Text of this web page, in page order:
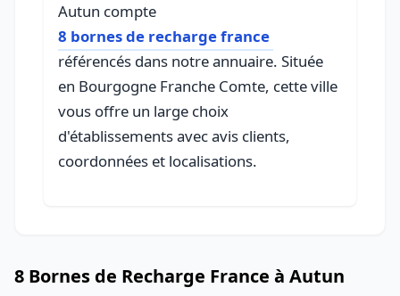
Autun compte
8 bornes de recharge france
référencés dans notre annuaire. Située
en Bourgogne Franche Comte, cette ville
vous offre un large choix
d'établissements avec avis clients,
coordonnées et localisations.
8 Bornes de Recharge France à Autun